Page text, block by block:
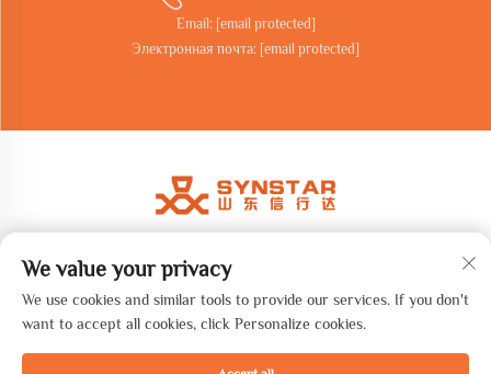
Email: [email protected]
Электронная почта: [email protected]
Авторские права © 2026 Shandong synstar Intelligent Technology
We value your privacy
We use cookies and similar tools to provide our services. If you don't
want to accept all cookies, click Personalize cookies.